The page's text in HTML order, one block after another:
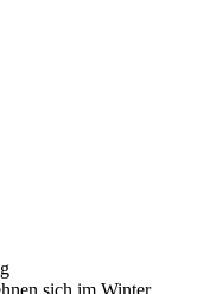
sich im Winter